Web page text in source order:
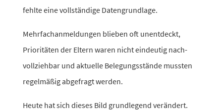
fehlte eine voll­stän­dige Datengrundlage.
Mehrfachanmeldungen blieben oft unent­deckt,
Prioritäten der Eltern waren nicht eindeutig nach­
voll­ziehbar und aktu­elle Belegungsstände mussten
regel­mäßig abge­fragt werden.
Heute hat sich dieses Bild grund­le­gend verän­dert.